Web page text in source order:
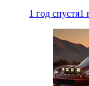
1 год спустя1